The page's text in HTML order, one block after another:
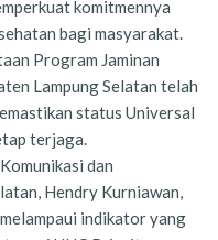
komitmennya
bagi masyarakat.
Program Jaminan
Lampung Selatan telah
status Universal
terjaga.
dan
Hendry Kurniawan,
indikator yang